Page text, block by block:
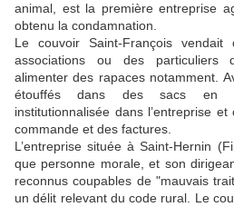
animal, est la première entreprise
obtenu la condamnation.
Le couvoir Saint-François
associations ou des particuliers
alimenter des rapaces notamment.
étouffés dans des sacs en
institutionnalisée dans l’entreprise
commande et des factures.
L’entreprise située à Saint-Hernin
que personne morale, et son
reconnus coupables de "mauvais
un délit relevant du code rural. Le